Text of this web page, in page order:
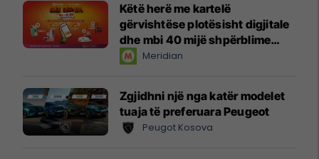
Këtë herë me kartelë
gërvishtëse plotësisht digjitale
dhe mbi 40 mijë shpërblime
instant!Meridian
Zgjidhni një nga katër modelet
tuaja të preferuara Peugeot
Peugot Kosova